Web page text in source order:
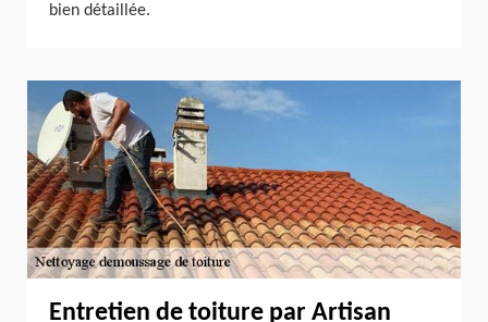
bien détaillée.
Entretien de toiture par Artisan